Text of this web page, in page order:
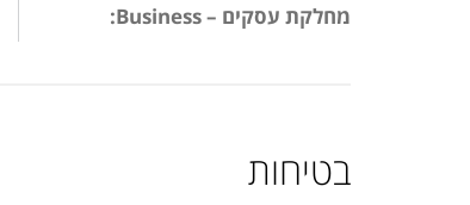
מחלקת עסקים – Business:
בטיחות